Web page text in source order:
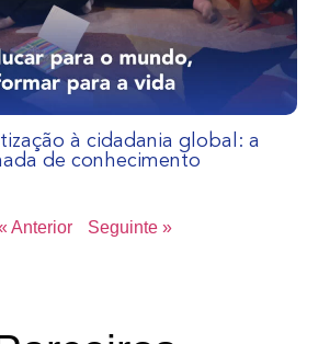
à cidadania global: a
de conhecimento
Anterior Seguinte »